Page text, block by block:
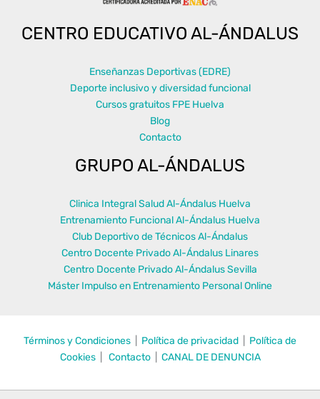
CENTRO EDUCATIVO AL-ÁNDALUS
Enseñanzas Deportivas (EDRE)
Deporte inclusivo y diversidad funcional
Cursos gratuitos FPE Huelva
Blog
Contacto
GRUPO AL-ÁNDALUS
Clinica Integral Salud Al-Ándalus Huelva
Entrenamiento Funcional Al-Ándalus Huelva
Club Deportivo de Técnicos Al-Ándalus
Centro Docente Privado Al-Ándalus Linares
Centro Docente Privado Al-Ándalus Sevilla
Máster Impulso en Entrenamiento Personal Online
Términos y Condiciones Política de privacidad
Política de
Cookies| Contacto CANAL DE DENUNCIA